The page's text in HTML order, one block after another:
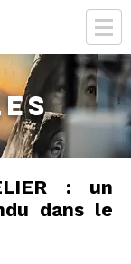
: un
dans le